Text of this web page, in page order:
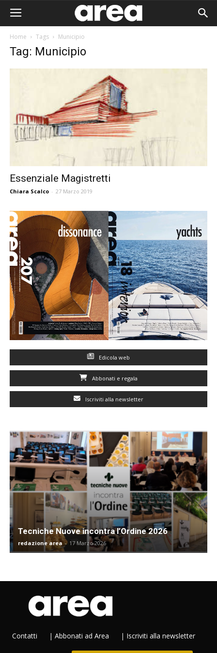
Home Tags Municipio
Tag: Municipio
Essenziale Magistretti
Chiara Scalco - 27 Marzo 2019
Edicola web
Abbonati e regala
Iscriviti alla newsletter
Tecniche Nuove incontra l’Ordine 2026
redazione area - 17 Marzo 2026
Contatti | Abbonati ad Area | Iscriviti alla newsletter